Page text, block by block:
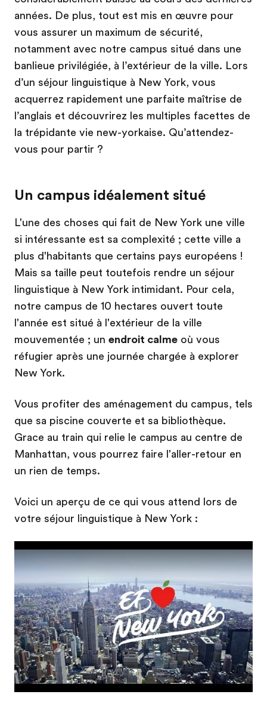
années. De plus, tout est mis en œuvre pour
vous assurer un maximum de sécurité,
notamment avec notre campus situé dans une
banlieue privilégiée, à l’extérieur de la ville. Lors
d’un séjour linguistique à New York, vous
acquerrez rapidement une parfaite maîtrise de
l’anglais et découvrirez les multiples facettes de
la trépidante vie new-yorkaise. Qu’attendez-
vous pour partir ?
Un campus idéalement situé
L'une des choses qui fait de New York une ville
si intéressante est sa complexité ; cette ville a
plus d'habitants que certains pays européens !
Mais sa taille peut toutefois rendre un séjour
linguistique à New York intimidant. Pour cela,
notre campus de 10 hectares ouvert toute
l'année est situé à l'extérieur de la ville
mouvementée ; un endroit calme où vous
réfugier après une journée chargée à explorer
New York.
Vous profiter des aménagement du campus, tels
que sa piscine couverte et sa bibliothèque.
Grace au train qui relie le campus au centre de
Manhattan, vous pourrez faire l'aller-retour en
un rien de temps.
Voici un aperçu de ce qui vous attend lors de
votre séjour linguistique à New York :
Play